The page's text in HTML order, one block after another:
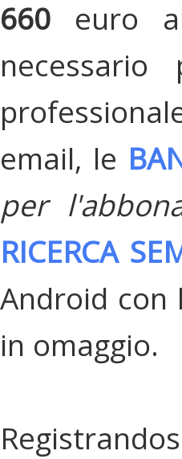
660 euro
email, le
per
RICERCA
Android
in omaggio.